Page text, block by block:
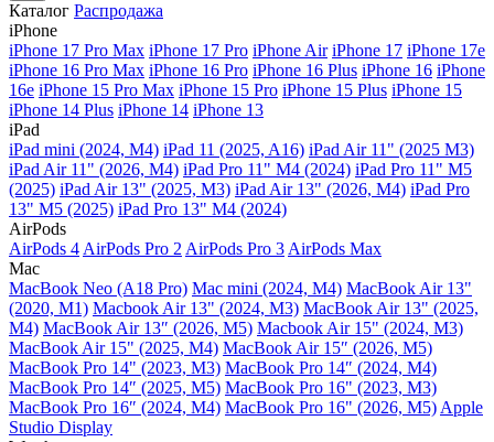
Каталог Распродажа
iPhone
iPhone 17 Pro Max iPhone 17 Pro iPhone Air iPhone 17 iPhone 17e
iPhone 16 Pro Max iPhone 16 Pro iPhone 16 Plus iPhone 16 iPhone
16e iPhone 15 Pro Max iPhone 15 Pro iPhone 15 Plus iPhone 15
iPhone 14 Plus iPhone 14 iPhone 13
iPad
iPad mini (2024, M4) iPad 11 (2025, A16) iPad Air 11" (2025 M3)
iPad Air 11" (2026, M4) iPad Pro 11" M4 (2024) iPad Pro 11" M5
(2025) iPad Air 13" (2025, M3) iPad Air 13" (2026, M4) iPad Pro
13" M5 (2025) iPad Pro 13" M4 (2024)
AirPods
AirPods 4 AirPods Pro 2 AirPods Pro 3 AirPods Max
Mac
MacBook Neo (A18 Pro) Mac mini (2024, M4) MacBook Air 13"
(2020, M1) Macbook Air 13" (2024, M3) MacBook Air 13" (2025,
M4) MacBook Air 13″ (2026, M5) Macbook Air 15" (2024, M3)
MacBook Air 15" (2025, M4) MacBook Air 15″ (2026, M5)
MacBook Pro 14" (2023, M3) MacBook Pro 14″ (2024, M4)
MacBook Pro 14″ (2025, M5) MacBook Pro 16" (2023, M3)
MacBook Pro 16″ (2024, M4) MacBook Pro 16" (2026, M5) Apple
Studio Display